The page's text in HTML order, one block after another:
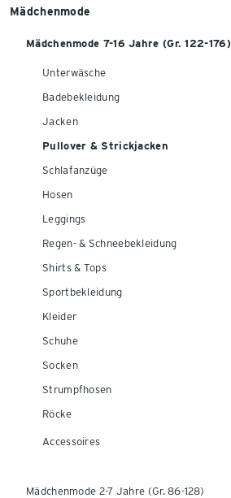
Mädchenmode
Mädchenmode 7-16 Jahre (Gr. 122-176)
Unterwäsche
Badebekleidung
Jacken
Pullover & Strickjacken
Schlafanzüge
Hosen
Leggings
Regen- & Schneebekleidung
Shirts & Tops
Sportbekleidung
Kleider
Schuhe
Socken
Strumpfhosen
Röcke
Accessoires
Mädchenmode 2-7 Jahre (Gr. 86-128)